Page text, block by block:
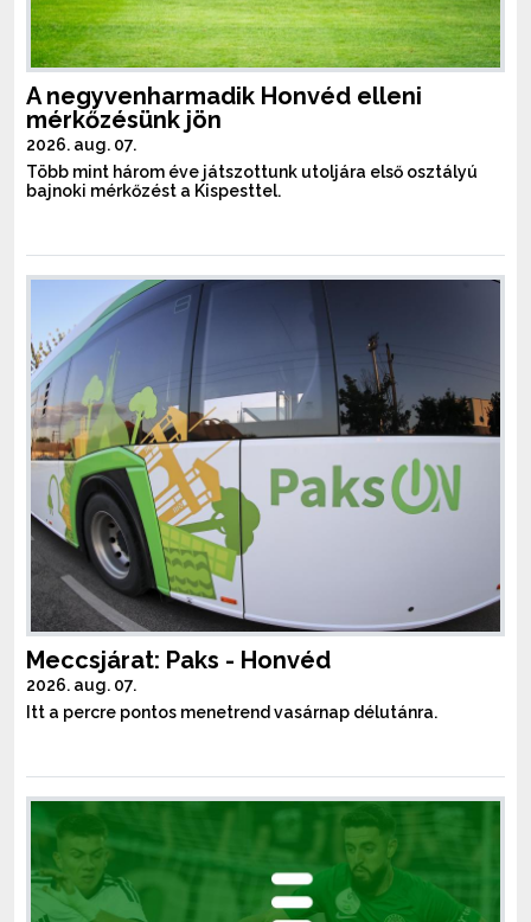
A negyvenharmadik Honvéd elleni
mérkőzésünk jön
2026. aug. 07.
Több mint három éve játszottunk utoljára első osztályú
bajnoki mérkőzést a Kispesttel.
Meccsjárat: Paks - Honvéd
2026. aug. 07.
Itt a percre pontos menetrend vasárnap délutánra.